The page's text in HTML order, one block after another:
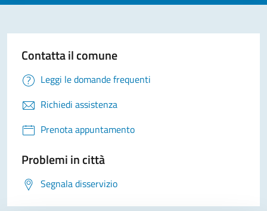
Contatta il comune
Leggi le domande frequenti
Richiedi assistenza
Prenota appuntamento
Problemi in città
Segnala disservizio